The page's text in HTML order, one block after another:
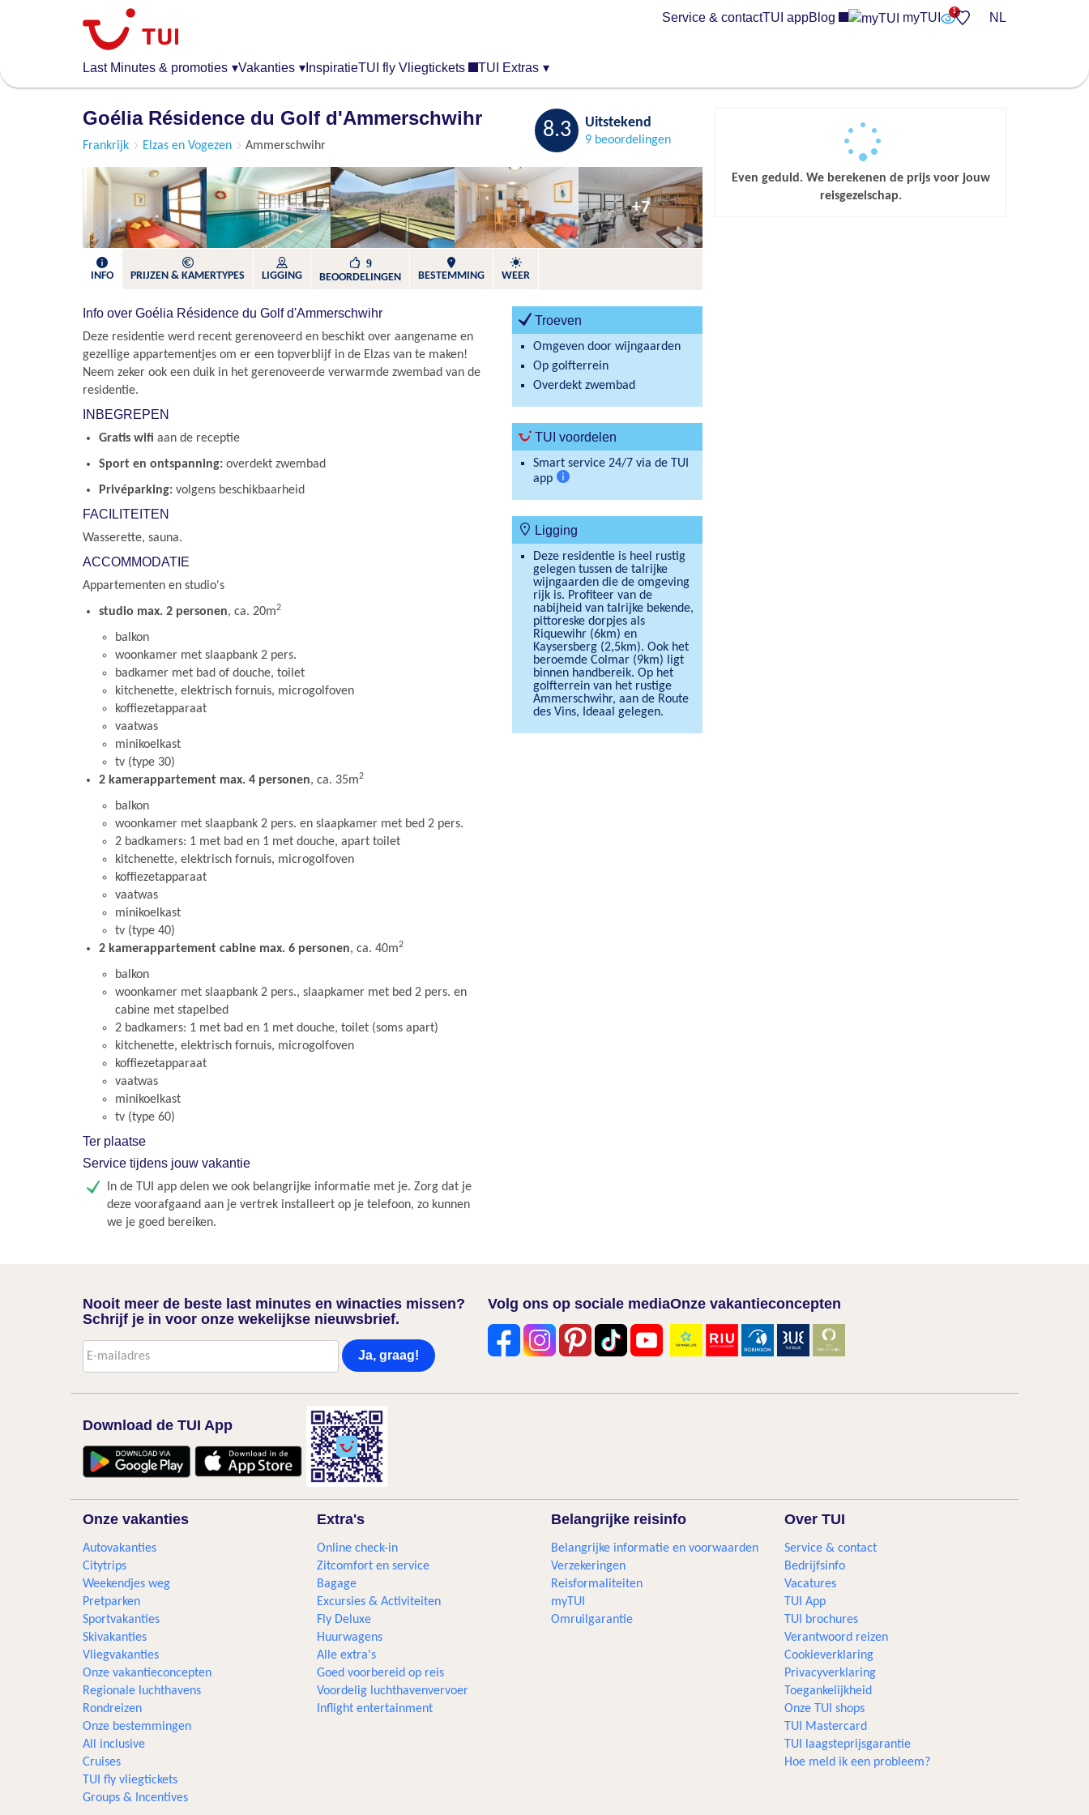
algemene
Last Minutes & promoties ▾Vakanties ▾ InspiratieTUI fly Vliegtickets TUI Extras ▾
Service & contactTUI appBlog myTUI NL
Goélia Résidence du Golf d'Ammerschwihr
Frankrijk Elzas en Vogezen Ammerschwihr
8.3 Uitstekend
9 beoordelingen
+7
INFO PRIJZEN & KAMERTYPES LIGGING
9
BEOORDELINGEN
BESTEMMING WEER
Info over Goélia Résidence du Golf d'Ammerschwihr
Deze residentie werd recent gerenoveerd en beschikt over aangename en
gezellige appartementjes om er een topverblijf in de Elzas van te maken!
Neem zeker ook een duik in het gerenoveerde verwarmde zwembad van de
residentie.
INBEGREPEN
Gratis wifi aan de receptie
Sport en ontspanning: overdekt zwembad
Privéparking: volgens beschikbaarheid
FACILITEITEN
Wasserette, sauna.
ACCOMMODATIE
Appartementen en studio's
studio max. 2 personen, ca. 20m2
balkon
woonkamer met slaapbank 2 pers.
badkamer met bad of douche, toilet
kitchenette, elektrisch fornuis, microgolfoven
koffiezetapparaat
vaatwas
minikoelkast
tv (type 30)
2 kamerappartement max. 4 personen, ca. 35m2
balkon
woonkamer met slaapbank 2 pers. en slaapkamer met bed 2 pers.
2 badkamers: 1 met bad en 1 met douche, apart toilet
kitchenette, elektrisch fornuis, microgolfoven
koffiezetapparaat
vaatwas
minikoelkast
tv (type 40)
2 kamerappartement cabine max. 6 personen, ca. 40m2
balkon
woonkamer met slaapbank 2 pers., slaapkamer met bed 2 pers. en
cabine met stapelbed
2 badkamers: 1 met bad en 1 met douche, toilet (soms apart)
kitchenette, elektrisch fornuis, microgolfoven
koffiezetapparaat
vaatwas
minikoelkast
tv (type 60)
Ter plaatse
Service tijdens jouw vakantie
In de TUI app delen we ook belangrijke informatie met je. Zorg dat je
deze voorafgaand aan je vertrek installeert op je telefoon, zo kunnen
we je goed bereiken.
Troeven
Omgeven door wijngaarden
Op golfterrein
Overdekt zwembad
TUI voordelen
Smart service 24/7 via de TUI
app
Ligging
Deze residentie is heel rustig
gelegen tussen de talrijke
wijngaarden die de omgeving
rijk is. Profiteer van de
nabijheid van talrijke bekende,
pittoreske dorpjes als
Riquewihr (6km) en
Kaysersberg (2,5km). Ook het
beroemde Colmar (9km) ligt
binnen handbereik. Op het
golfterrein van het rustige
Ammerschwihr, aan de Route
des Vins, Ideaal gelegen.
Even geduld. We berekenen de prijs voor jouw
reisgezelschap.
Nooit meer de beste last minutes en winacties missen?
Schrijf je in voor onze wekelijkse nieuwsbrief.
Ja, graag!
Volg ons op sociale mediaOnze vakantieconcepten
Download de TUI App
Onze vakanties
Autovakanties
Citytrips
Weekendjes weg
Pretparken
Sportvakanties
Skivakanties
Vliegvakanties
Onze vakantieconcepten
Regionale luchthavens
Rondreizen
Onze bestemmingen
All inclusive
Cruises
TUI fly vliegtickets
Groups & Incentives
Extra's
Online check-in
Zitcomfort en service
Bagage
Excursies & Activiteiten
Fly Deluxe
Huurwagens
Alle extra's
Goed voorbereid op reis
Voordelig luchthavenvervoer
Inflight entertainment
Belangrijke reisinfo
Belangrijke informatie en voorwaarden
Verzekeringen
Reisformaliteiten
myTUI
Omruilgarantie
Over TUI
Service & contact
Bedrijfsinfo
Vacatures
TUI App
TUI brochures
Verantwoord reizen
Cookieverklaring
Privacyverklaring
Toegankelijkheid
Onze TUI shops
TUI Mastercard
TUI laagsteprijsgarantie
Hoe meld ik een probleem?